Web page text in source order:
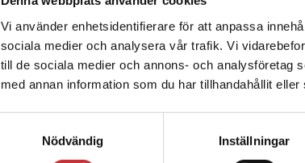
Vi använder enhetsidentifierare för att anpassa
sociala medier och analysera vår trafik. Vi
till de sociala medier och annons- och analysföretag
med annan information som du har tillhandahållit
Nödvändig
Inställningar
Det verkar som att
enhet utanför
Sverige. För att
leveransadressen